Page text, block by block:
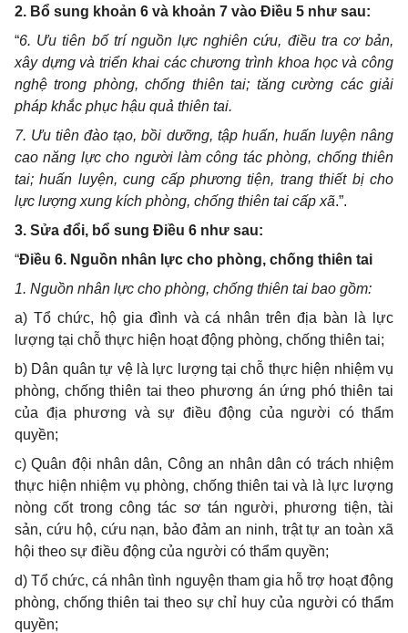
2. Bổ sung khoản 6 và khoản 7 vào Điều 5 như sau:
“6. Ưu tiên bố trí nguồn lực nghiên cứu, điều tra cơ bản,
xây dựng và triển khai các chương trình khoa học và công
nghệ trong phòng, chống thiên tai; tăng cường các giải
pháp khắc phục hậu quả thiên tai.
7. Ưu tiên đào tạo, bồi dưỡng, tập huấn, huấn luyện nâng
cao năng lực cho người làm công tác phòng, chống thiên
tai; huấn luyện, cung cấp phương tiện, trang thiết bị cho
lực lượng xung kích phòng, chống thiên tai cấp xã.”.
3. Sửa đổi, bổ sung Điều 6 như sau:
“Điều 6. Nguồn nhân lực cho phòng, chống thiên tai
1. Nguồn nhân lực cho phòng, chống thiên tai bao gồm:
a) Tổ chức, hộ gia đình và cá nhân trên địa bàn là lực
lượng tại chỗ thực hiện hoạt động phòng, chống thiên tai;
b) Dân quân tự vệ là lực lượng tại chỗ thực hiện nhiệm vụ
phòng, chống thiên tai theo phương án ứng phó thiên tai
của địa phương và sự điều động của người có thẩm
quyền;
c) Quân đội nhân dân, Công an nhân dân có trách nhiệm
thực hiện nhiệm vụ phòng, chống thiên tai và là lực lượng
nòng cốt trong công tác sơ tán người, phương tiện, tài
sản, cứu hộ, cứu nạn, bảo đảm an ninh, trật tự an toàn xã
hội theo sự điều động của người có thẩm quyền;
d) Tổ chức, cá nhân tình nguyện tham gia hỗ trợ hoạt động
phòng, chống thiên tai theo sự chỉ huy của người có thẩm
quyền;